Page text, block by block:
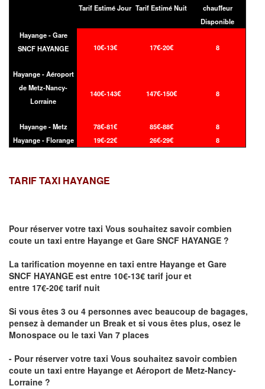
Tarif Estimé Jour Tarif Estimé Nuit
chauffeur
Disponible
Hayange - Gare
SNCF HAYANGE
10€-13€ 17€-20€ 8
Hayange - Aéroport
de Metz-Nancy-
Lorraine
140€-143€ 147€-150€ 8
Hayange - Metz 78€-81€ 85€-88€
8
Hayange - Florange
19€-22€ 26€-29€ 8
TARIF TAXI HAYANGE
Pour réserver votre taxi Vous souhaitez savoircombien
coute un taxi entre Hayange et Gare SNCF HAYANGE ?
La tarification moyenne en taxi entre Hayange et Gare
SNCF HAYANGE est entre 10€-13€ tarif jour et
entre 17€-20€ tarif nuit
Si vous êtes 3 ou 4 personnes avec beaucoup de bagages,
pensez à demander un Break et si vous êtes plus, osez le
Monospace ou le taxi Van 7 places
- Pour réserver votre taxi Vous souhaitez savoircombien
coute un taxi entre Hayange et Aéroport de Metz-Nancy-
Lorraine ?